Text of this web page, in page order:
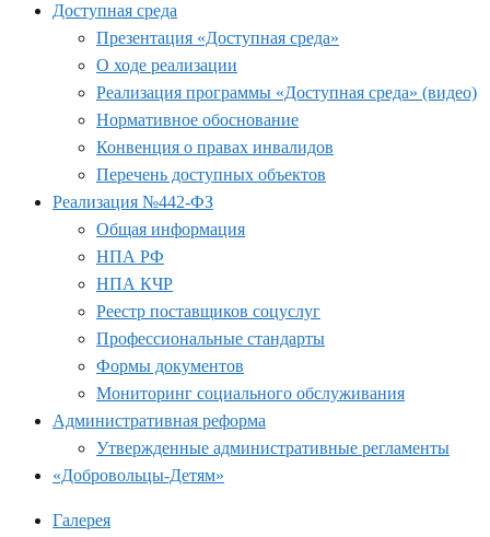
Доступная среда
Презентация «Доступная среда»
О ходе реализации
Реализация программы «Доступная среда» (видео)
Нормативное обоснование
Конвенция о правах инвалидов
Перечень доступных объектов
Реализация №442-ФЗ
Общая информация
НПА РФ
НПА КЧР
Реестр поставщиков соцуслуг
Профессиональные стандарты
Формы документов
Мониторинг социального обслуживания
Административная реформа
Утвержденные административные регламенты
«Добровольцы-Детям»
Галерея